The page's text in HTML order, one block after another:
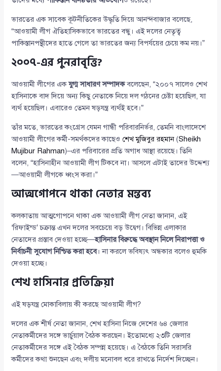
ভারতের এক সাবেক কূটনীতিকের উদ্ধৃতি দিয়ে আনন্দবাজার বলেছে,
“আওয়ামী লীগ ঐতিহাসিকভাবে ভারতের বন্ধু। এই দলের নেতৃত্ব
পাকিস্তানপন্থীদের হাতে গেলে তা ভারতের জন্য বিপর্যয়ের চেয়ে কম নয়।”
২০০৭-এর পুনরাবৃত্তি?
আওয়ামী লীগের একযুগ্ম সাধারণ সম্পাদকবলেছেন, “২০০৭ সালেও শেখ
হাসিনাকে বাদ দিয়ে অন্য কিছু নেতাকে নিয়ে দল গঠনের চেষ্টা হয়েছিল, যা
ব্যর্থ হয়েছিল। এবারেও তেমন ষড়যন্ত্র ব্যর্থই হবে।”
তাঁর মতে, ভারতের কংগ্রেস যেমন গান্ধী পরিবারনির্ভর, তেমনি বাংলাদেশে
আওয়ামী লীগের কর্মী-সমর্থকদের কাছেওশেখ মুজিবুর রহমান(Sheikh
Mujibur Rahman)–এর পরিবারের প্রতি অগাধ আস্থা রয়েছে। তিনি
বলেন, “হাসিনাহীন আওয়ামী লীগ টিকবে না। আসলে এটাই তাদের উদ্দেশ্য
—আওয়ামী লীগকে ধ্বংস করা।”
আত্মগোপনে থাকা নেতার মন্তব্য
কলকাতায় আত্মগোপনে থাকা এক আওয়ামী লীগ নেতা জানান, এই
‘রিফাইন্ড’ চক্রান্ত এখন দলের সবচেয়ে বড় উদ্বেগ। বিভিন্ন এলাকার
নেতাদের প্রস্তাব দেওয়া হচ্ছে—হাসিনার বিরুদ্ধে অবস্থান নিলে নিরাপত্তা ও
নির্বাচনী সুযোগ নিশ্চিত করা হবে। না করলে ভবিষ্যৎ অন্ধকার বলেও হুমকি
দেওয়া হচ্ছে।
শেখ হাসিনার প্রতিক্রিয়া
এই ষড়যন্ত্র মোকাবিলায় কী করছে আওয়ামী লীগ?
দলের এক শীর্ষ নেতা জানান, শেখ হাসিনা নিজে দেশের ৬৪ জেলার
নেতাকর্মীদের সঙ্গে ভার্চুয়াল বৈঠক করছেন। ইতোমধ্যে ২৩টি জেলার
নেতাকর্মীদের সঙ্গে এই বৈঠক সম্পন্ন হয়েছে। এ বৈঠকে তিনি সরাসরি
কর্মীদের কথা শুনছেন এবং দলীয় মনোবল ধরে রাখতে নির্দেশ দিচ্ছেন।